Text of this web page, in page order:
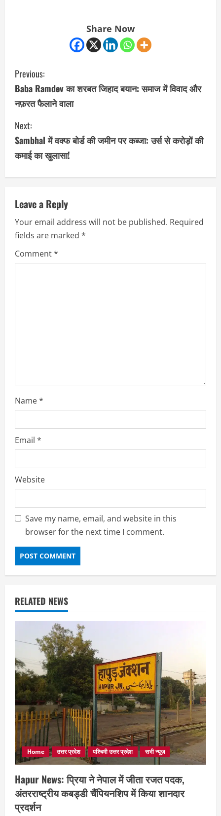
Share Now
C
o
n
t
i
n
e
R
e
Previous:
Baba Ramdev का शरबत जिहाद बयान: समाज में विवाद और
नफ़रत फैलाने वाला
Next:
Sambhal में वक्फ बोर्ड की जमीन पर कब्जा: उर्स से करोड़ों की
कमाई का खुलासा!
Leave a Reply
Your email address will not be published. Required
fields are marked *
Comment*
Name*
Email *
Website
Save my name, email, and website in this
browser for the next time I comment.
RELATED NEWS
Home उत्तर प्रदेश पश्चिमी उत्तर प्रदेश सभी न्यूज़
Hapur News: प्रिया ने नेपाल में जीता रजत पदक,
अंतरराष्ट्रीय कबड्डी चैंपियनशिप में किया शानदार
प्रदर्शन